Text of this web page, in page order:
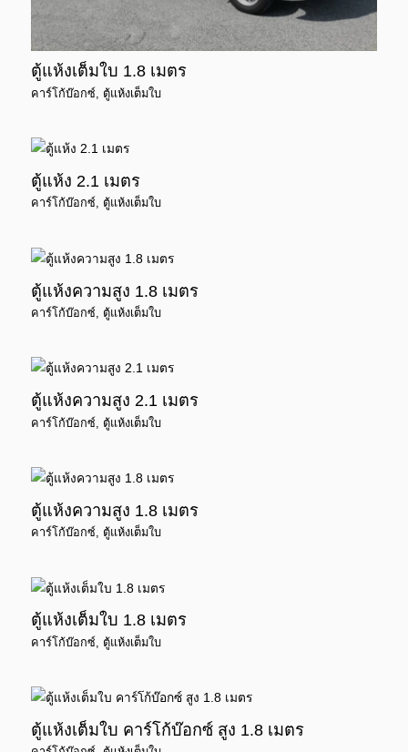
ตู้แห้งเต็มใบ 1.8 เมตร
คาร์โก้บ๊อกซ์ ตู้แห้งเต็มใบ
ตู้แห้ง 2.1 เมตร
คาร์โก้บ๊อกซ์, ตู้แห้งเต็มใบ
ตู้แห้งความสูง 1.8 เมตร
คาร์โก้บ๊อกซ์ ตู้แห้งเต็มใบ
ตู้แห้งความสูง 2.1 เมตร
คาร์โก้บ๊อกซ์ ตู้แห้งเต็มใบ
ตู้แห้งความสูง 1.8 เมตร
คาร์โก้บ๊อกซ์, ตู้แห้งเต็มใบ
ตู้แห้งเต็มใบ 1.8 เมตร
คาร์โก้บ๊อกซ์ ตู้แห้งเต็มใบ
ตู้แห้งเต็มใบ คาร์โก้บ๊อกซ์ สูง 1.8 เมตร